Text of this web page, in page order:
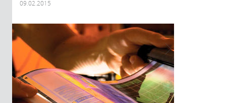
09.02.2015